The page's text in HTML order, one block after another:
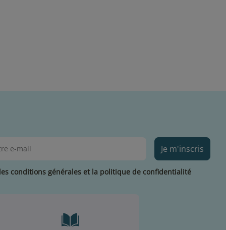
Je m'inscris
conditions générales et la politique de confidentialité